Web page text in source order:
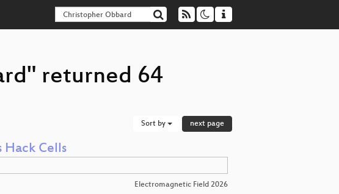
returned 64
Sort by next page
Hack Cells
Electromagnetic Field 2026